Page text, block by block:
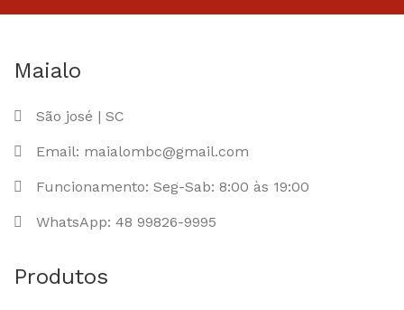
Maialo
São josé | SC
Email: maialombc@gmail.com
Funcionamento: Seg-Sab: 8:00 às 19:00
WhatsApp: 48 99826-9995
Produtos